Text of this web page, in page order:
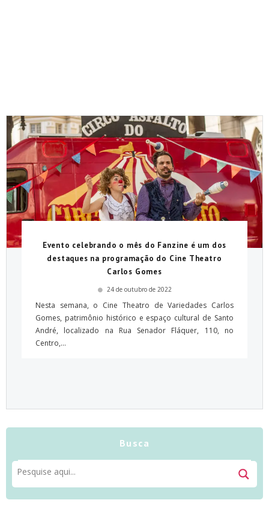
Evento celebrando o mês do Fanzine é um dos
destaques na programação do Cine Theatro
Carlos Gomes
24 de outubro de 2022
Nesta semana, o Cine Theatro de Variedades Carlos
Gomes, patrimônio histórico e espaço cultural de Santo
André, localizado na Rua Senador Fláquer, 110, no
Centro,...
Busca